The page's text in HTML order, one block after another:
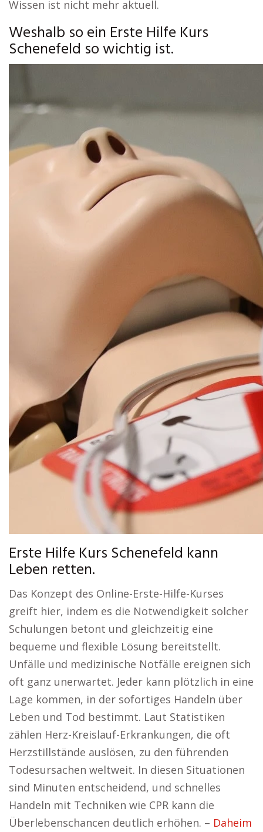
Wissen ist nicht mehr aktuell.
Weshalb so ein Erste Hilfe Kurs
Schenefeld so wichtig ist.
Erste Hilfe Kurs Schenefeld kann
Leben retten.
Das Konzept des Online-Erste-Hilfe-Kurses
greift hier, indem es die Notwendigkeit solcher
Schulungen betont und gleichzeitig eine
bequeme und flexible Lösung bereitstellt.
Unfälle und medizinische Notfälle ereignen sich
oft ganz unerwartet. Jeder kann plötzlich in eine
Lage kommen, in der sofortiges Handeln über
Leben und Tod bestimmt. Laut Statistiken
zählen Herz-Kreislauf-Erkrankungen, die oft
Herzstillstände auslösen, zu den führenden
Todesursachen weltweit. In diesen Situationen
sind Minuten entscheidend, und schnelles
Handeln mit Techniken wie CPR kann die
Überlebenschancen deutlich erhöhen. – Daheim